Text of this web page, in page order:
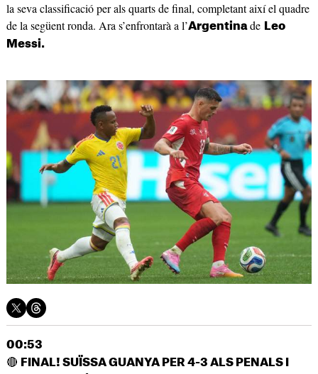
la seva classificació per als quarts de final, completant així el quadre
de la següent ronda. Ara s’enfrontarà a l’Argentinade Leo
Messi.
00:53
🔴 FINAL! SUÏSSA GUANYA PER 4-3 ALS PENALS I